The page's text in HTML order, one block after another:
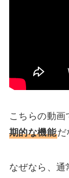
こちらの動
期的な機能だ
なぜなら、通